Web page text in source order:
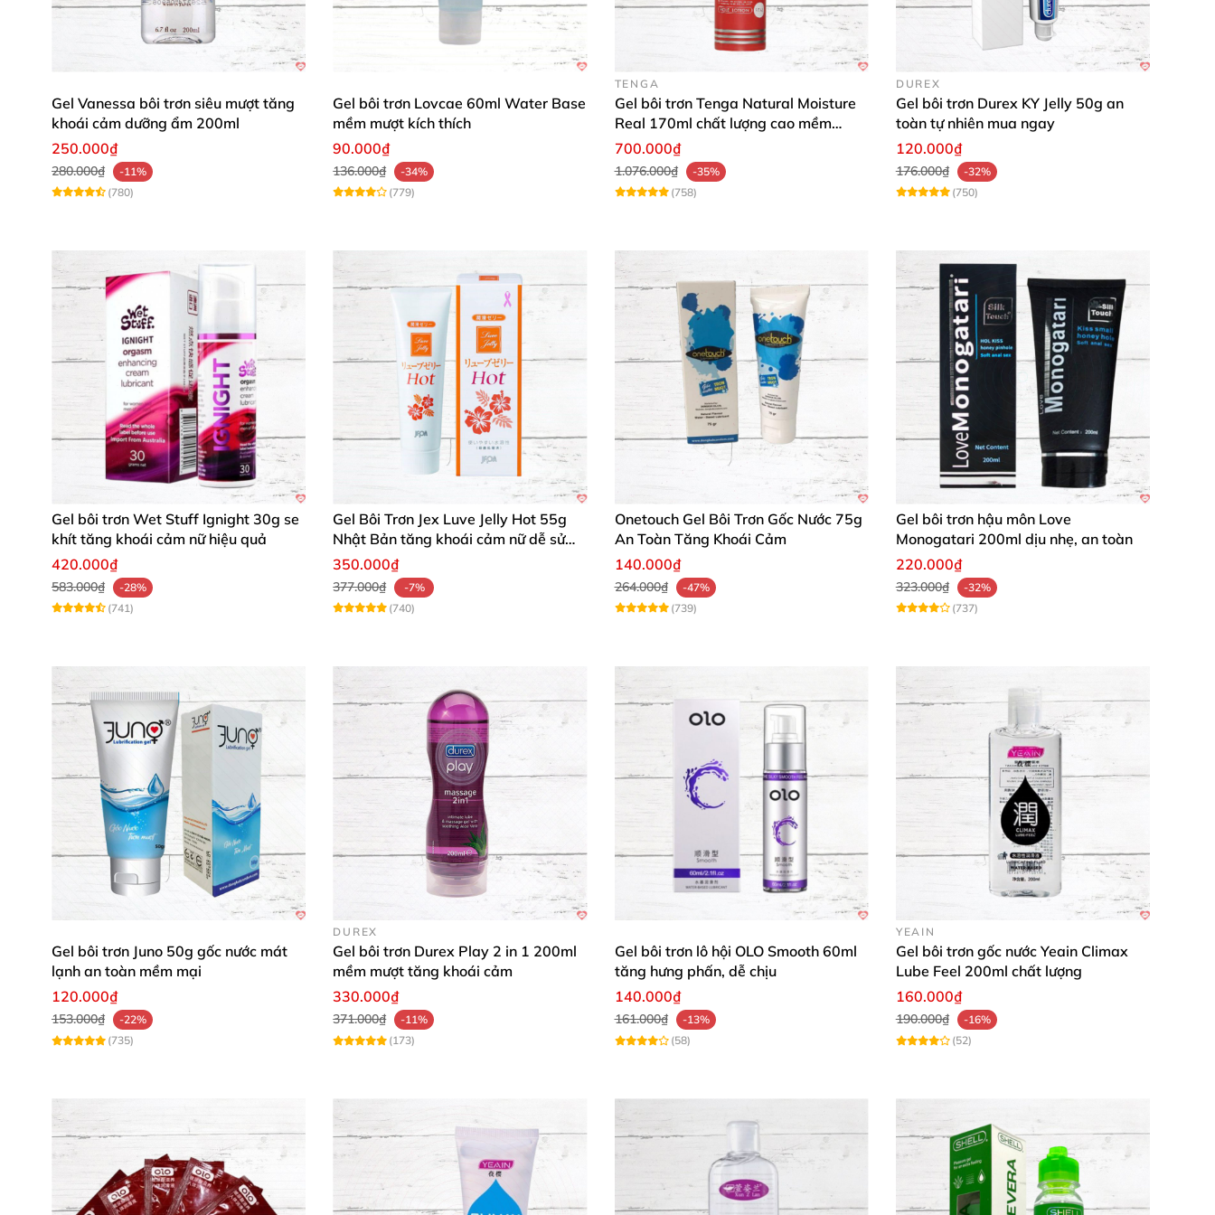
Gel Vanessa bôi trơn siêu mượt tăng
khoái cảm dưỡng ẩm 200ml
250.000₫
280.000₫
-11%
(780)
Gel bôi trơn Lovcae 60ml Water Base
mềm mượt kích thích
90.000₫
136.000₫
-34%
(779)
TENGA
Gel bôi trơn Tenga Natural Moisture
Real 170ml chất lượng cao mềm
mượt an toàn
700.000₫
1.076.000₫
-35%
(758)
DUREX
Gel bôi trơn Durex KY Jelly 50g an
toàn tự nhiên mua ngay
120.000₫
176.000₫
-32%
(750)
Gel bôi trơn Wet Stuff Ignight 30g se
khít tăng khoái cảm nữ hiệu quả
420.000₫
583.000₫
-28%
(741)
Gel Bôi Trơn Jex Luve Jelly Hot 55g
Nhật Bản tăng khoái cảm nữ dễ sử
dụng
350.000₫
377.000₫
-7%
(740)
Onetouch Gel Bôi Trơn Gốc Nước 75g
An Toàn Tăng Khoái Cảm
140.000₫
264.000₫
-47%
(739)
Gel bôi trơn hậu môn Love
Monogatari 200ml dịu nhẹ, an toàn
220.000₫
323.000₫
-32%
(737)
Gel bôi trơn Juno 50g gốc nước mát
lạnh an toàn mềm mại
120.000₫
153.000₫
-22%
(735)
DUREX
Gel bôi trơn Durex Play 2 in 1 200ml
mềm mượt tăng khoái cảm
330.000₫
371.000₫
-11%
(173)
Gel bôi trơn lô hội OLO Smooth 60ml
tăng hưng phấn, dễ chịu
140.000₫
161.000₫
-13%
(58)
YEAIN
Gel bôi trơn gốc nước Yeain Climax
Lube Feel 200ml chất lượng
160.000₫
190.000₫
-16%
(52)